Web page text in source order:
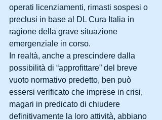
operati licenziamenti, rimasti sospesi o
preclusi in base al DL Cura Italia in
ragione della grave situazione
emergenziale in corso.
In realtà, anche a prescindere dalla
possibilità di “approfittare” del breve
vuoto normativo predetto, ben può
essersi verificato che imprese in crisi,
magari in predicato di chiudere
definitivamente la loro attività, abbiano